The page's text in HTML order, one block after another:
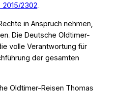
2015/2302.
in Anspruch nehmen,
Die Deutsche Oldtimer-
volle Verantwortung für
der gesamten
Oldtimer-Reisen Thomas